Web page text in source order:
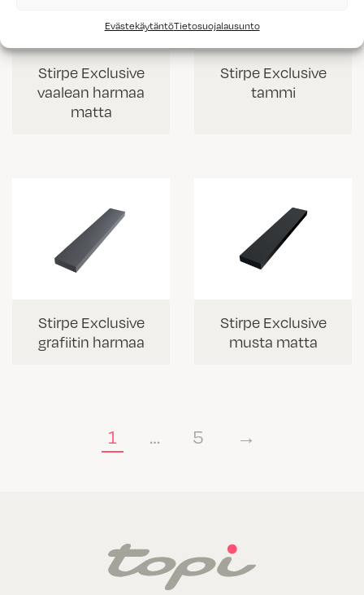
EvästekäytäntöTietosuojalausunto
Stirpe Exclusive
vaalean harmaa
matta
Stirpe Exclusive
tammi
Stirpe Exclusive
grafiitin harmaa
Stirpe Exclusive
musta matta
1 … 5 →